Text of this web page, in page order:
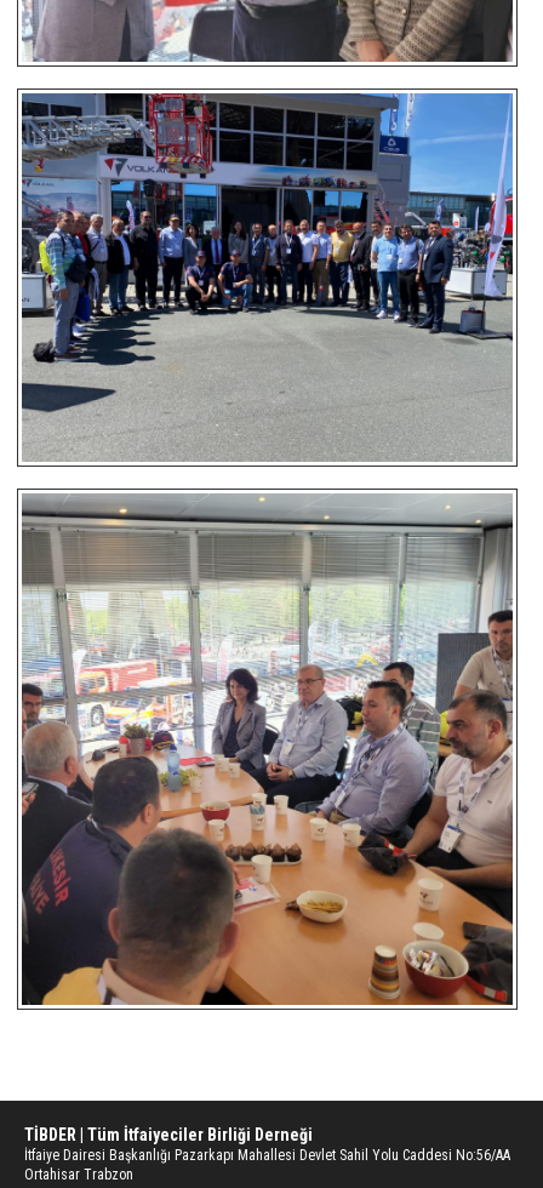
TİBDER | Tüm İtfaiyeciler Birliği Derneği
İtfaiye Dairesi Başkanlığı Pazarkapı Mahallesi Devlet Sahil Yolu Caddesi No:56/AA
Ortahisar Trabzon